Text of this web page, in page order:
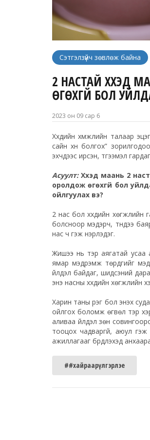
Сэтгэлзүйч зөвлөж байна
2 НАСТАЙ ХҮҮХЭД
ӨГӨХГҮЙ БОЛ
2023 он 09 сар 6
Хүүхдийн хүмүүжлийн талаар
сайн хүн болгох”
эхчүүдээс ирсэн, түгээмэл
Асуулт:Хүүхэд маань 2
оролдож өгөхгүй бол
ойлгуулах вэ?
2 нас бол хүүхдийн
болсноор мэдэрч, түүндээ
нас ч гэж нэрлэдэг.
Жишээ нь тэр аягатай усаа
ямар мэдрэмж төрдгийг
үйлдэл байдаг, шидсэний
энэ насны хүүхдийн
Харин таны үүрэг бол энэхүү
ойлгох боломж өгвөл тэр
аливаа үйлдэл зөн
тооцох чадваргүй, аюул гэж
ажиллагааг бүрдүүлэхэд
##хайраарүлгэрлэе